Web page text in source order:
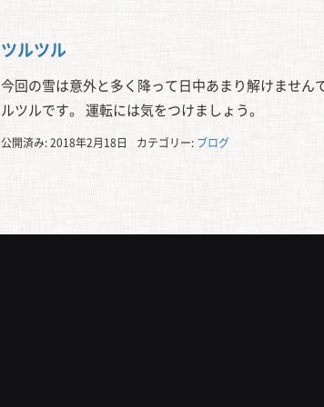
ツルツル
今回の雪は意外と多く降って日中あまり解けませ
ルツルです。 運転には気をつけましょう。
公開済み: 2018年2月18日 カテゴリー: ブログ